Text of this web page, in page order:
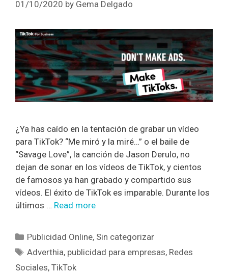
01/10/2020 by Gema Delgado
¿Ya has caído en la tentación de grabar un vídeo
para TikTok? “Me miró y la miré…” o el baile de
“Savage Love”, la canción de Jason Derulo, no
dejan de sonar en los vídeos de TikTok, y cientos
de famosos ya han grabado y compartido sus
vídeos. El éxito de TikTok es imparable. Durante los
últimos … Read more
Publicidad Online, Sin categorizar
Adverthia, publicidad para empresas, Redes
Sociales, TikTok